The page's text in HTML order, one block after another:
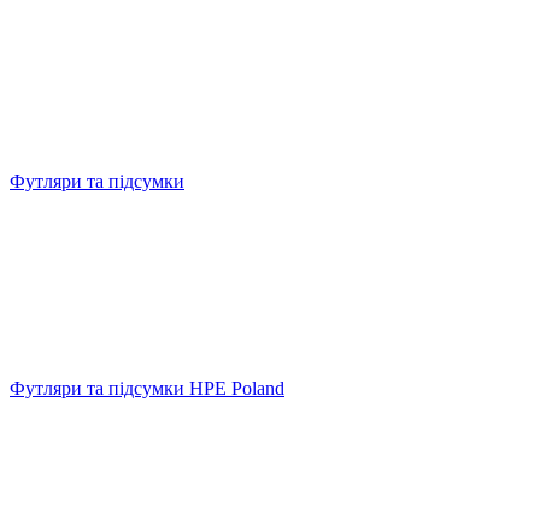
Футляри та підсумки
Футляри та підсумки HPE Poland